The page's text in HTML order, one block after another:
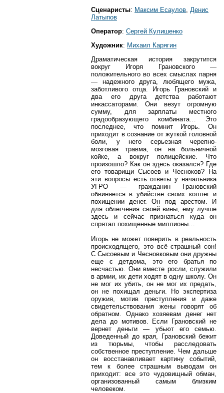
Сценаристы: Максим Есаулов Денис
Латыпов
Оператор: Сергей Кулишенко
Художник: Михаил Карягин
Драматическая история закрутится
вокруг Игоря Грановского —
положительного во всех смыслах парня
— надежного друга, любящего мужа,
заботливого отца. Игорь Грановский и
два его друга детства работают
инкассаторами. Они везут огромную
сумму, для зарплаты местного
градообразующего комбината… Это
последнее, что помнит Игорь. Он
приходит в сознание от жуткой головной
боли, у него серьезная черепно-
мозговая травма, он на больничной
койке, а вокруг полицейские. Что
произошло? Как он здесь оказался? Где
его товарищи Сысоев и Чесноков? На
эти вопросы есть ответы у начальника
УГРО — гражданин Грановский
обвиняется в убийстве своих коллег и
похищении денег. Он под арестом. И
для облегчения своей вины, ему лучше
здесь и сейчас признаться куда он
спрятал похищенные миллионы…
Игорь не может поверить в реальность
происходящего, это всё страшный сон!
С Сысоевым и Чесновковым они дружны
еще с детдома, это его братья по
несчастью. Они вместе росли, служили
в армии, их дети ходят в одну школу. Он
не мог их убить, он не мог их предать,
он не похищал деньги. Но экспертиза
оружия, мотив преступления и даже
свидетельствования жены говорят об
обратном. Однако хозяевам денег нет
дела до мотивов. Если Грановский не
вернет деньги — убьют его семью.
Доведенный до края, Грановский бежит
из тюрьмы, чтобы расследовать
собственное преступление. Чем дальше
он восстанавливает картину событий,
тем к более страшным выводам он
приходит: все это чудовищный обман,
организованный самым близким
человеком.